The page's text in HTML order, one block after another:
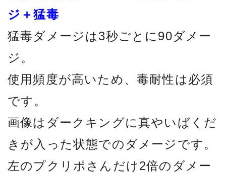
ジ＋猛毒
猛毒ダメージは3秒ごとに90ダメー
ジ。
使用頻度が高いため、毒耐性は必須
です。
画像はダークキングに真やいばくだ
きが入った状態でのダメージです。
左のプクリポさんだけ2倍のダメー